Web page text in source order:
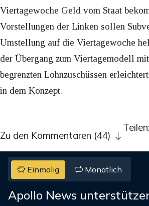
Viertagewoche Geld vom Staat
Vorstellungen der Linken sollen
Umstellung auf die Viertagewoche
der Übergang zum Viertagemodell
begrenzten Lohnzuschüssen
in dem Konzept.
Teilen:
Zu den Kommentaren (44)
Einmalig Monatlich
Apollo News